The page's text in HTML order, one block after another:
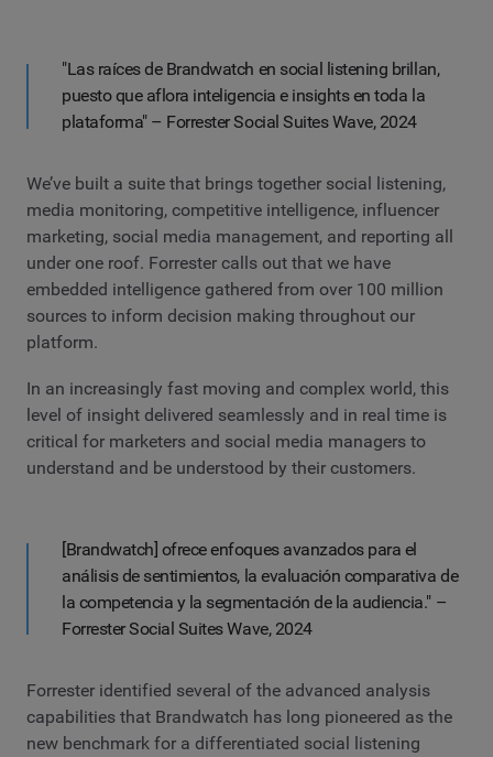
"Las raíces de Brandwatch en social listening brillan,
puesto que aflora inteligencia e insights en toda la
plataforma" – Forrester Social Suites Wave, 2024
We’ve built a suite that brings together social listening,
media monitoring, competitive intelligence, influencer
marketing, social media management, and reporting all
under one roof. Forrester calls out that we have
embedded intelligence gathered from over 100 million
sources to inform decision making throughout our
platform.
In an increasingly fast moving and complex world, this
level of insight delivered seamlessly and in real time is
critical for marketers and social media managers to
understand and be understood by their customers.
[Brandwatch] ofrece enfoques avanzados para el
análisis de sentimientos, la evaluación comparativa de
la competencia y la segmentación de la audiencia." –
Forrester Social Suites Wave, 2024
Forrester identified several of the advanced analysis
capabilities that Brandwatch has long pioneered as the
new benchmark for a differentiated social listening